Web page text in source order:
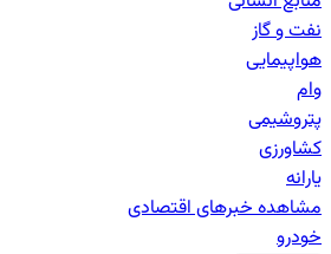
نفت و گاز
هواپیمایی
وام
پتروشیمی
کشاورزی
یارانه
مشاهده خبرهایاقتصادی
خودرو